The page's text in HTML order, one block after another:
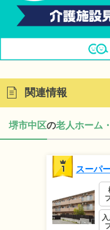
関連情報
堺市中区の老人ホーム
1 スーパ